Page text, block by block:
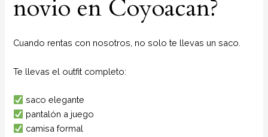
novio en Coyoacan?
Cuando rentas con nosotros, no solo te llevas un saco.
Te llevas el outfit completo:
saco elegante
pantalón a juego
camisa formal